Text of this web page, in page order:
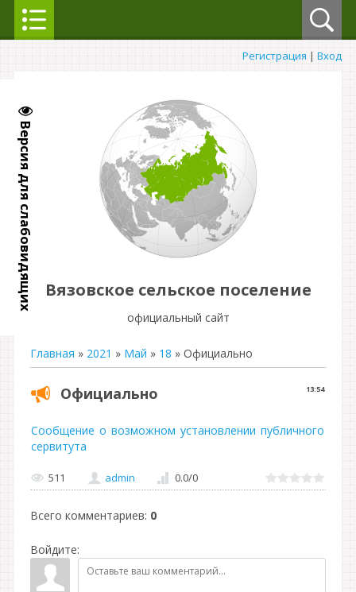
Версия для слабовидящих
Регистрация | Вход
Вязовское сельское поселение
официальный сайт
Главная » 2021 » Май » 18 » Официально
13:54
Официально
Сообщение о возможном установлении публичного
сервитута
511 admin 0.0/0
Всего комментариев: 0
Войдите: